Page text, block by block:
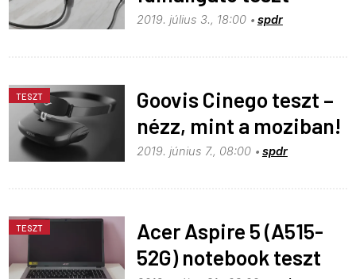
2019. július 3., 18:00 spdr
TESZT
Goovis Cinego teszt –
nézz, mint a moziban!
2019. június 7., 08:00 spdr
TESZT
Acer Aspire 5 (A515-
52G) notebook teszt